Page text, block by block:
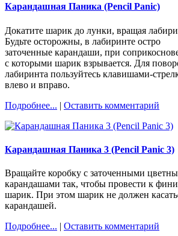
Карандашная Паника (Pencil Panic)
Докатите шарик до лунки, вращая
Будьте осторожны, в лабиринте остро
заточенные карандаши, при
с которыми шарик взрывается. Для
лабиринта пользуйтесь клавишами-
влево и вправо.
Подробнее... | Оставить комментарий
Карандашная Паника 3 (Pencil Panic 3)
Вращайте коробку с заточенными
карандашами так, чтобы провести к
шарик. При этом шарик не должен
карандашей.
Подробнее... | Оставить комментарий